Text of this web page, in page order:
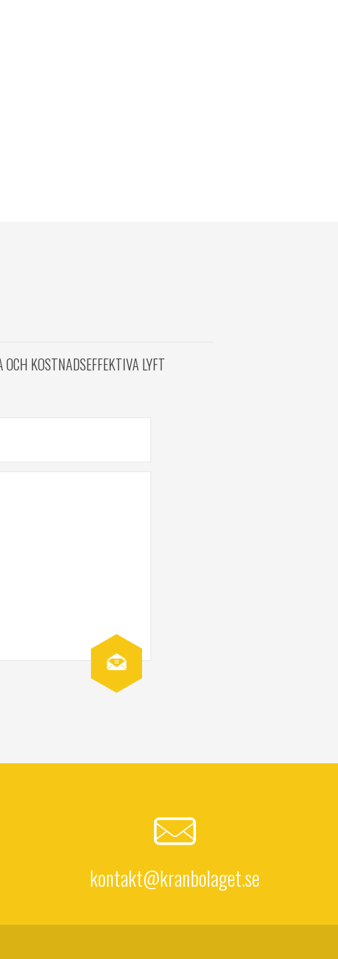
KOSTNADSEFFEKTIVA LYFT
kontakt@kranbolaget.se